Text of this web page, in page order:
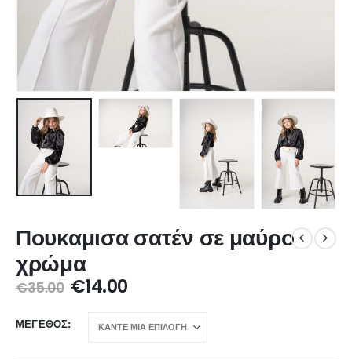
Πουκαμισα σατέν σε μαύρο
χρώμα
€35.00 €14.00
ΜΈΓΕΘΟΣ